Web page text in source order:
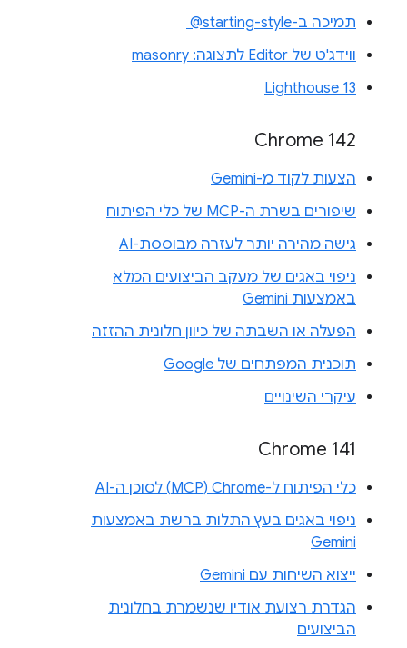
תמיכה ב-‎ @starting-style
ווידג'ט של Editor לתצוגה: masonry
Lighthouse 13
Chrome 142
הצעות לקוד מ-Gemini
שיפורים בשרת ה-MCP של כלי הפיתוח
גישה מהירה יותר לעזרה מבוססת-AI
ניפוי באגים של מעקב הביצועים המלא
באמצעות Gemini
הפעלה או השבתה של כיוון חלונית ההזזה
תוכנית המפתחים של Google
עיקרי השינויים
Chrome 141
כלי הפיתוח ל-Chrome‏ (MCP) לסוכן ה-AI
ניפוי באגים בעץ התלות ברשת באמצעות
Gemini
ייצוא השיחות עם Gemini
הגדרת רצועת אודיו שנשמרת בחלונית
הביצועים